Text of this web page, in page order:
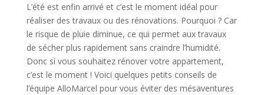
L’été est enfin arrivé et c’est le moment idéal pour
réaliser des travaux ou des rénovations. Pourquoi ? Car
le risque de pluie diminue, ce qui permet aux travaux
de sécher plus rapidement sans craindre l’humidité.
Donc si vous souhaitez rénover votre appartement,
c’est le moment ! Voici quelques petits conseils de
l’équipe AlloMarcel pour vous éviter des mésaventures